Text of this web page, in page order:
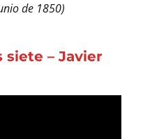
de 1850)
siete – Javier